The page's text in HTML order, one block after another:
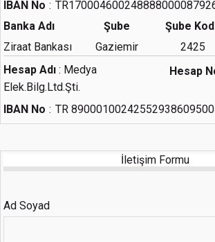
IBAN No :
Banka Adı
Ziraat Bankası
Şube
Gaziemir
Şube
2425
Hesap Adı : Medya
Elek.Bilg.Ltd.Şti.
Hesap
IBAN No : TR
İletişim Formu
Ad Soyad